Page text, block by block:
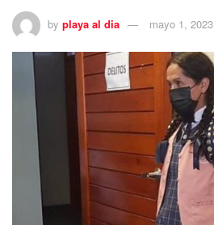
by playa al dia mayo 1, 2023